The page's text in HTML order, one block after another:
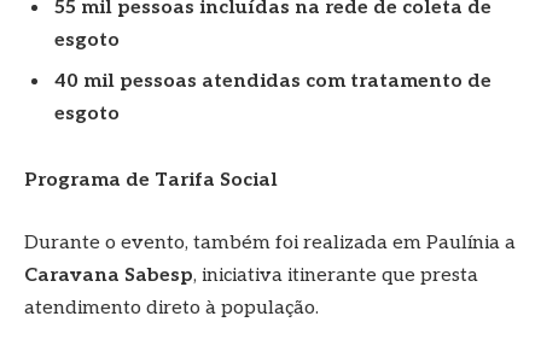
55 mil pessoas incluídas na rede de coleta de
esgoto
40 mil pessoas atendidas com tratamento de
esgoto
Programa de Tarifa Social
Durante o evento, também foi realizada em Paulínia a
Caravana Sabesp, iniciativa itinerante que presta
atendimento direto à população.